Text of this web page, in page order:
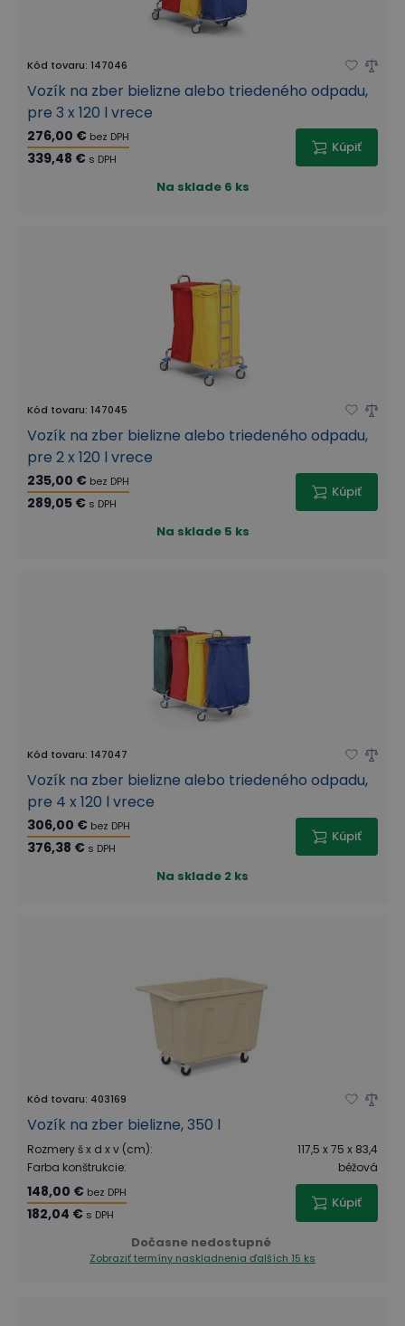
Kód tovaru: 147046
Vozík na zber bielizne alebo triedeného odpadu,
pre 3 x 120 l vrece
276,00 € bez DPH
339,48 € s DPH
Kúpiť
Na sklade 6 ks
Kód tovaru: 147045
Vozík na zber bielizne alebo triedeného odpadu,
pre 2 x 120 l vrece
235,00 € bez DPH
289,05 € s DPH
Kúpiť
Na sklade 5 ks
Kód tovaru: 147047
Vozík na zber bielizne alebo triedeného odpadu,
pre 4 x 120 l vrece
306,00 € bez DPH
376,38 € s DPH
Kúpiť
Na sklade 2 ks
Kód tovaru: 403169
Vozík na zber bielizne, 350 l
Rozmery š x d x v (cm):
117,5 x 75 x 83,4
Farba konštrukcie: béžová
148,00 € bez DPH
182,04 € s DPH
Kúpiť
Dočasne nedostupné
Zobraziť termíny naskladnenia ďalších 15 ks